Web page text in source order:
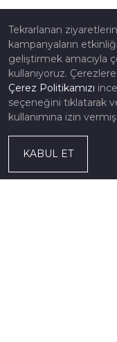
Tekrarlanan
kampanyaların
geliştirmek amacıyla
kullanıyoruz.
Çerez Politikamızı
seçeneğini tıklatarak
kullanımına izin
KABUL ET